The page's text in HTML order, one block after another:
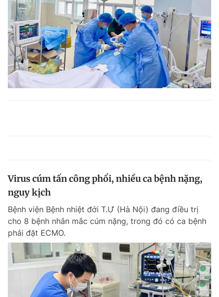
Virus cúm tấn công phổi, nhiều ca bệnh nặng,
nguy kịch
Bệnh viện Bệnh nhiệt đới T.Ư (Hà Nội) đang điều trị
cho 8 bệnh nhân mắc cúm nặng, trong đó có ca bệnh
phải đặt ECMO.